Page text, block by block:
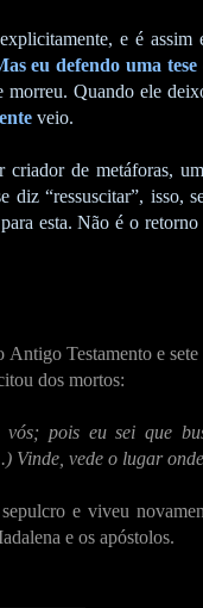
e é assim
eu defendo uma
Quando ele
veio.
de metáforas,
“ressuscitar”, isso,
esta. Não é o retorno
Antigo Testamento e
dos mortos:
pois eu sei que
Vinde, vede o lugar
e viveu
e os apóstolos.